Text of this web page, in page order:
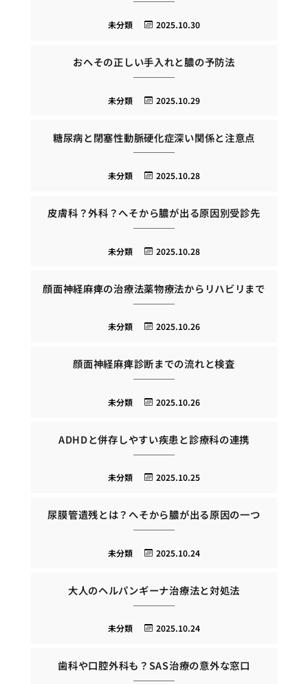
2025.10.30
未分類
おへその正しい手入れと膿の予防法
2025.10.29
未分類
糖尿病と閉塞性動脈硬化症深い関係と注意点
2025.10.28
未分類
皮膚科？外科？へそから膿が出る原因別受診先
2025.10.28
未分類
顔面神経麻痺の治療法薬物療法からリハビリまで
2025.10.26
未分類
顔面神経麻痺診断までの流れと検査
2025.10.26
未分類
ADHDと併存しやすい疾患と診療科の連携
2025.10.25
未分類
尿膜管遺残とは？へそから膿が出る原因の一つ
2025.10.24
未分類
大人のヘルパンギーナ治療法と対処法
2025.10.24
未分類
歯科や口腔外科も？SAS治療の意外な窓口